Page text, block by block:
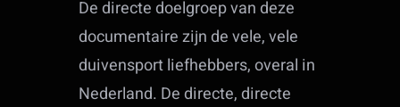
De directe doelgroep van deze
documentaire zijn de vele, vele
duivensport liefhebbers, overal in
Nederland. De directe, directe